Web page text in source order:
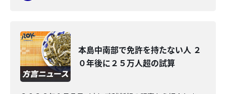
本島中南部で免許を持たない人 ２
０年後に２５万人超の試算